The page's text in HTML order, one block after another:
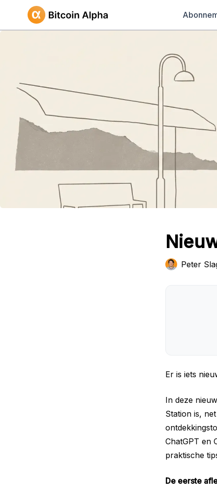
Peter
Er is iets
In deze
Station is,
ChatGPT en
praktische
De eerste